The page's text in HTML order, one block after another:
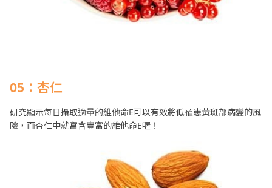
05：杏仁
研究顯示每日攝取適量的維他命E可以有效將低罹患黃斑部病變的風
險，而杏仁中就富含豐富的維他命E喔！